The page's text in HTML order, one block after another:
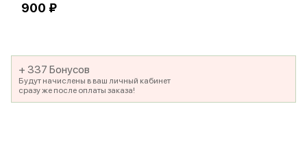
900 ₽
+ 337 Бонусов
Будут начислены в ваш личный кабинет
сразу же после оплаты заказа!